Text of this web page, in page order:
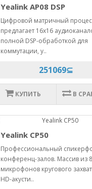
Yealink AP08 DSP
Цифровой матричный
предлагает 16x16
полной DSP-обработкой для
коммутации, у..
251069⊆
КУПИТЬ В
Yealink CP50
Профессиональный
конференц-залов. Массив из
микрофонов кругового
HD-акусти..